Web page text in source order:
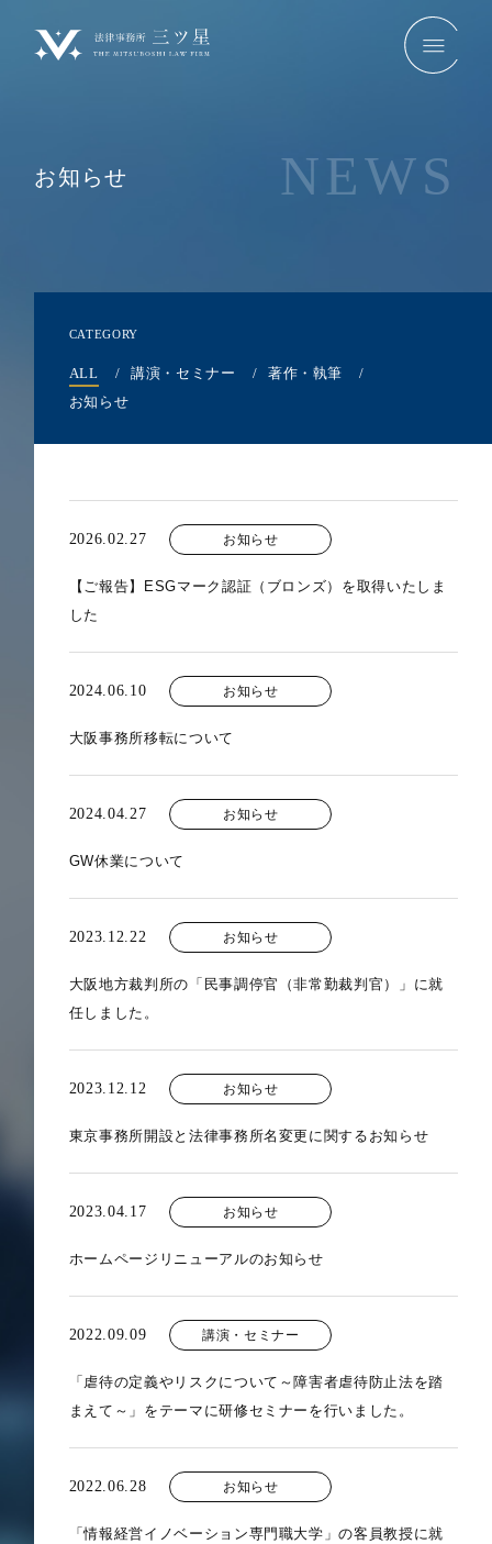
NEWS
お知らせ
CATEGORY
ALL 講演・セミナー
著作・執筆
お知らせ
2026.02.27 お知らせ
【ご報告】ESGマーク認証（ブロンズ）を取得いたしま
した
2024.06.10 お知らせ
大阪事務所移転について
2024.04.27 お知らせ
GW休業について
2023.12.22 お知らせ
大阪地方裁判所の「民事調停官（非常勤裁判官）」に就
任しました。
2023.12.12 お知らせ
東京事務所開設と法律事務所名変更に関するお知らせ
2023.04.17 お知らせ
ホームページリニューアルのお知らせ
2022.09.09 講演・セミナー
「虐待の定義やリスクについて～障害者虐待防止法を踏
まえて～」をテーマに研修セミナーを行いました。
2022.06.28 お知らせ
「情報経営イノベーション専門職大学」の客員教授に就